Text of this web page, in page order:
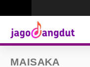
MAISAKA